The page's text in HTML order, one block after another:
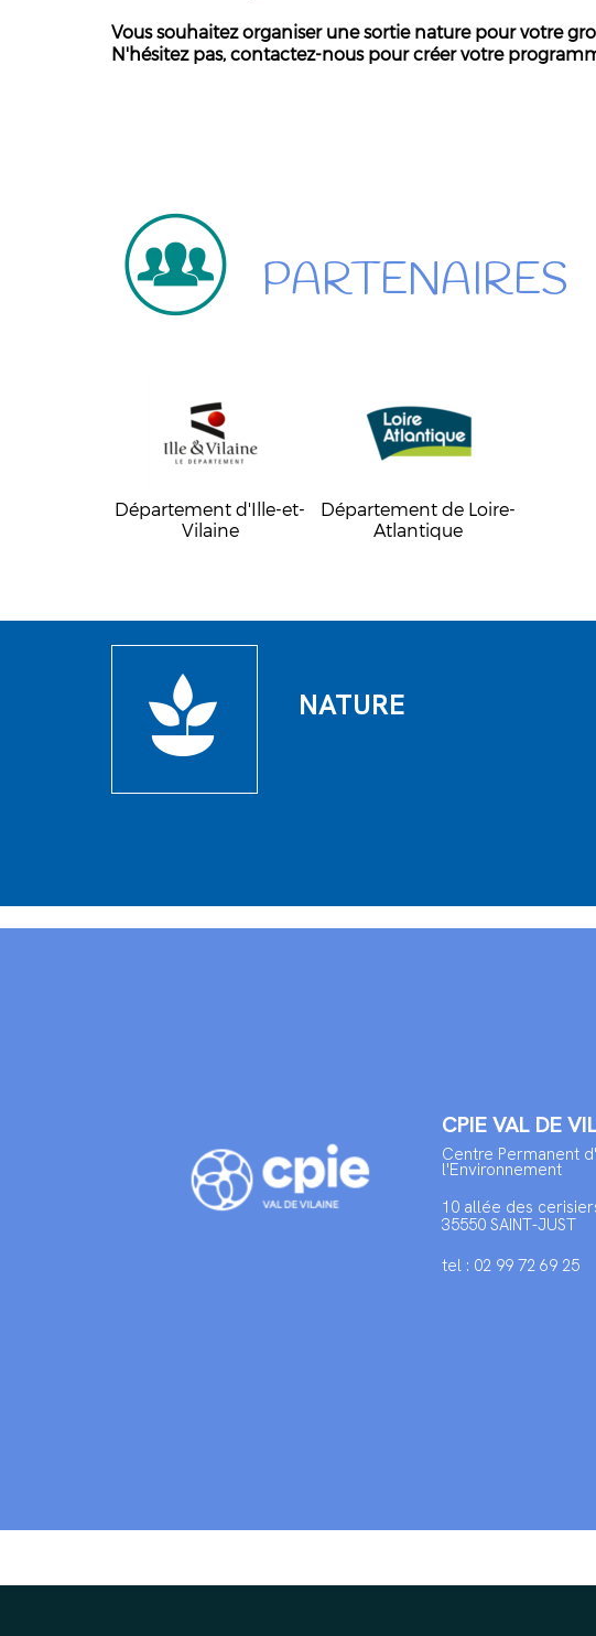
Vous souhaitez organiser une sortie nature pour votre
N'hésitez pas, contactez-nous pour créer votre
PARTENAIRES
Département d'Ille-et-
Vilaine
Département de Loire-
Atlantique
NATURE
CPIE VAL DE
Centre Permanent
l'Environnement
10 allée des
35550 SAINT-JUST
tel : 02 99 72 69 25